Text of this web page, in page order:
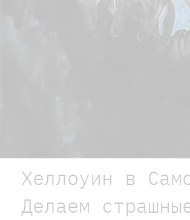
Хеллоуин в
Делаем